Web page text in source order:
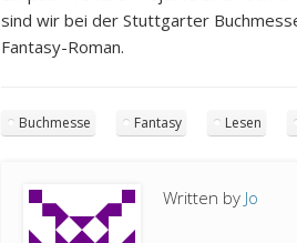
sind wir bei der Stuttgarter
Fantasy-Roman.
Buchmesse Fantasy Lesen
Written by Jo